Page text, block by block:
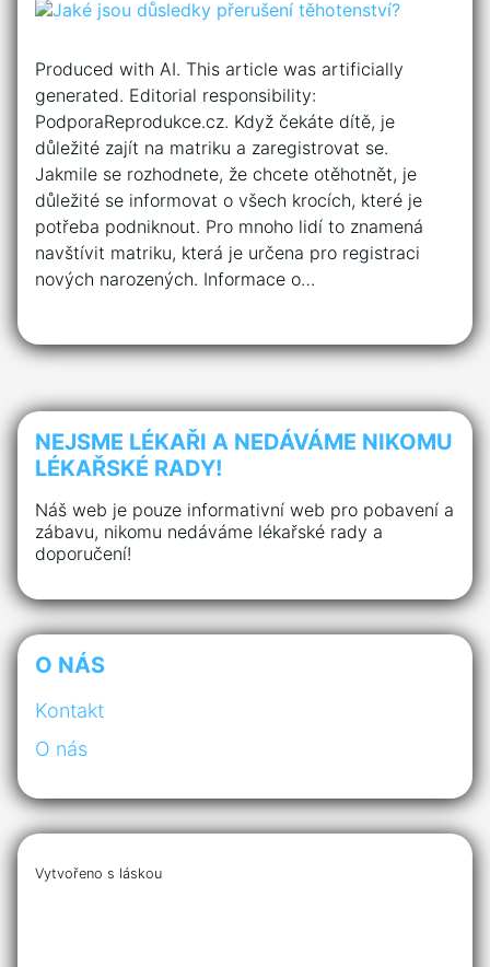
Produced with AI. This article was artificially
generated. Editorial responsibility:
PodporaReprodukce.cz. Když čekáte dítě, je
důležité zajít na matriku a zaregistrovat se.
Jakmile se rozhodnete, že chcete otěhotnět, je
důležité se informovat o všech krocích, které je
potřeba podniknout. Pro mnoho lidí to znamená
navštívit matriku, která je určena pro registraci
nových narozených. Informace o…
NEJSME LÉKAŘI A NEDÁVÁME NIKOMU
LÉKAŘSKÉ RADY!
Náš web je pouze informativní web pro pobavení a
zábavu, nikomu nedáváme lékařské rady a
doporučení!
O NÁS
Kontakt
O nás
Vytvořeno s láskou